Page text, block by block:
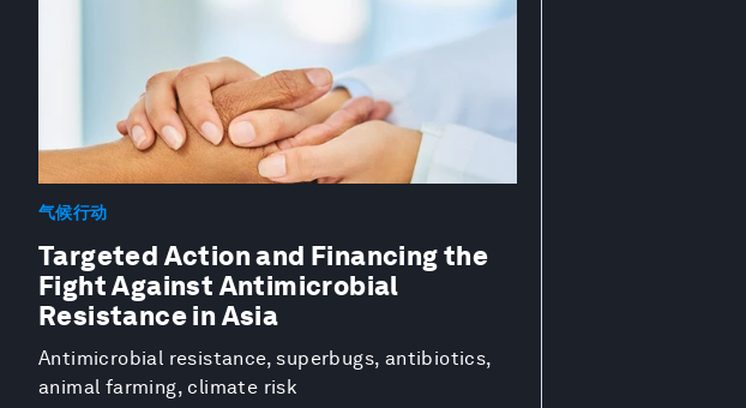
气候行动
Targeted Action and Financing the
Fight Against Antimicrobial
Resistance in Asia
Antimicrobial resistance, superbugs, antibiotics,
animal farming, climate risk